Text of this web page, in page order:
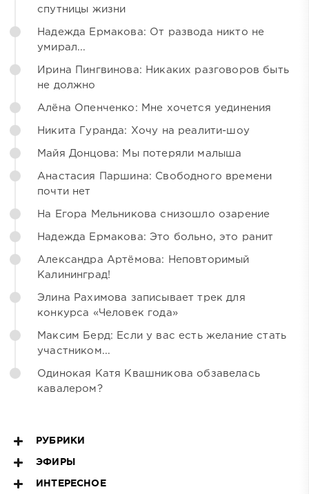
спутницы жизни
Надежда Ермакова: От развода никто не
умирал...
Ирина Пингвинова: Никаких разговоров быть
не должно
Алёна Опенченко: Мне хочется уединения
Никита Гуранда: Хочу на реалити-шоу
Майя Донцова: Мы потеряли малыша
Анастасия Паршина: Свободного времени
почти нет
На Егора Мельникова снизошло озарение
Надежда Ермакова: Это больно, это ранит
Александра Артёмова: Неповторимый
Калининград!
Элина Рахимова записывает трек для
конкурса «Человек года»
Максим Берд: Если у вас есть желание стать
участником...
Одинокая Катя Квашникова обзавелась
кавалером?
РУБРИКИ
ЭФИРЫ
ИНТЕРЕСНОЕ